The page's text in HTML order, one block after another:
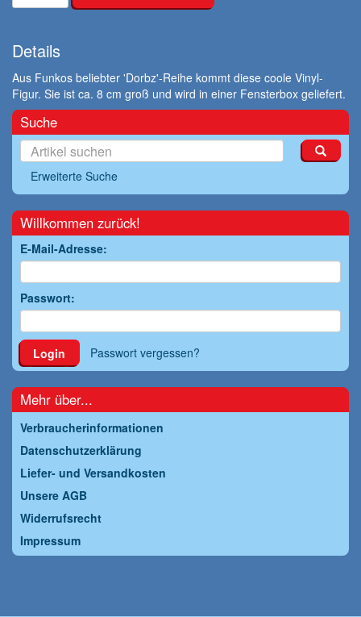
Details
Aus Funkos beliebter 'Dorbz'-Reihe kommt diese coole Vinyl-
Figur. Sie ist ca. 8 cm groß und wird in einer Fensterbox geliefert.
Suche
Erweiterte Suche
Willkommen zurück!
E-Mail-Adresse:
Passwort:
Login Passwort vergessen?
Mehr über...
Verbraucherinformationen
Datenschutzerklärung
Liefer- und Versandkosten
Unsere AGB
Widerrufsrecht
Impressum